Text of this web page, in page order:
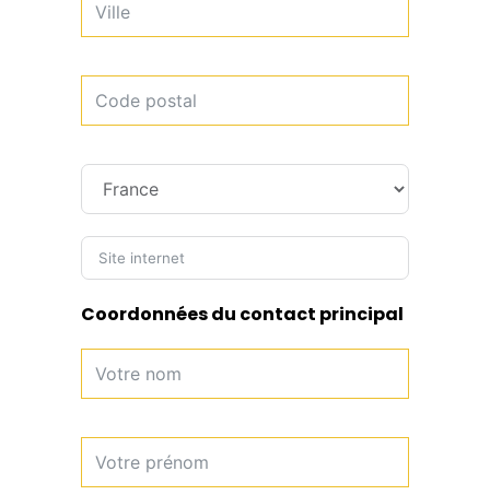
Coordonnées du contact principal